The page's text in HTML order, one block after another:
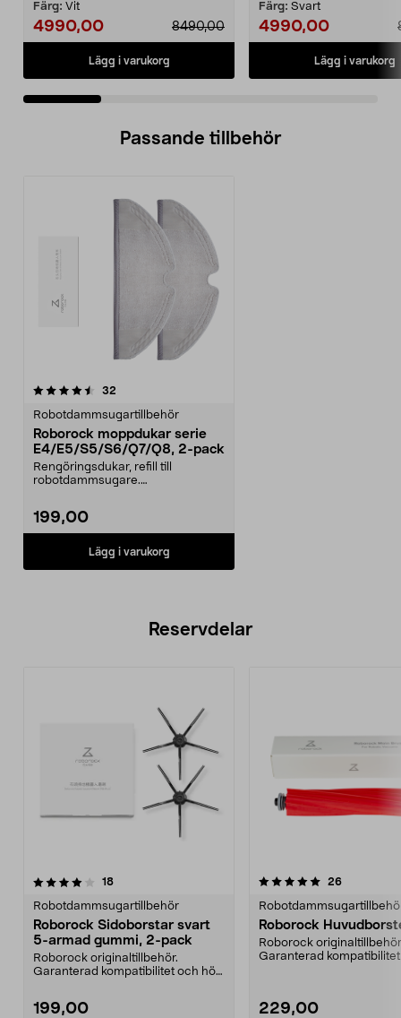
Färg: Vit
4990,00 8490,00
Lägg i varukorg
Färg: Svart
4990,00
Lägg i varukorg
Passande tillbehör
32
Robotdammsugartillbehör
Roborock moppdukar serie
E4/E5/S5/S6/Q7/Q8, 2-pack
Rengöringsdukar, refill till
robotdammsugare.
199,00
Lägg i varukorg
Reservdelar
18recensioner
Robotdammsugartillbehör
Roborock Sidoborstar svart
5-armad gummi, 2-pack
Roborock originaltillbehör.
Garanterad kompatibilitet och hög
199,00
5.0av 5 stjärnor 26recensioner
Roborock
Roborock
Garanterad
229,00
5.0av 5 stjärnor